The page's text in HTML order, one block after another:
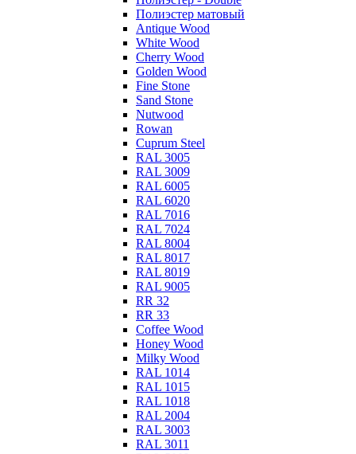
Полиэстер матовый
Antique Wood
White Wood
Cherry Wood
Golden Wood
Fine Stone
Sand Stone
Nutwood
Rowan
Cuprum Steel
RAL 3005
RAL 3009
RAL 6005
RAL 6020
RAL 7016
RAL 7024
RAL 8004
RAL 8017
RAL 8019
RAL 9005
RR 32
RR 33
Coffee Wood
Honey Wood
Milky Wood
RAL 1014
RAL 1015
RAL 1018
RAL 2004
RAL 3003
RAL 3011